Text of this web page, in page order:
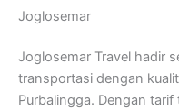
Joglosemar
Joglosemar Travel hadir
transportasi dengan
Purbalingga. Dengan